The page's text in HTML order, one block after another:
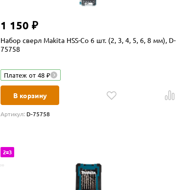
1 150 ₽
Набор сверл Makita HSS-Co 6 шт. (2, 3, 4, 5, 6, 8 мм), D-
75758
Платеж от 48 ₽
В корзину
Артикул: D-75758
2=3